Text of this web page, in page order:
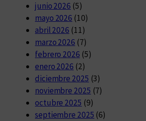
junio 2026 (5)
mayo 2026 (10)
abril 2026 (11)
marzo 2026 (7)
febrero 2026 (5)
enero 2026 (2)
diciembre 2025 (3)
noviembre 2025 (7)
octubre 2025 (9)
septiembre 2025 (6)